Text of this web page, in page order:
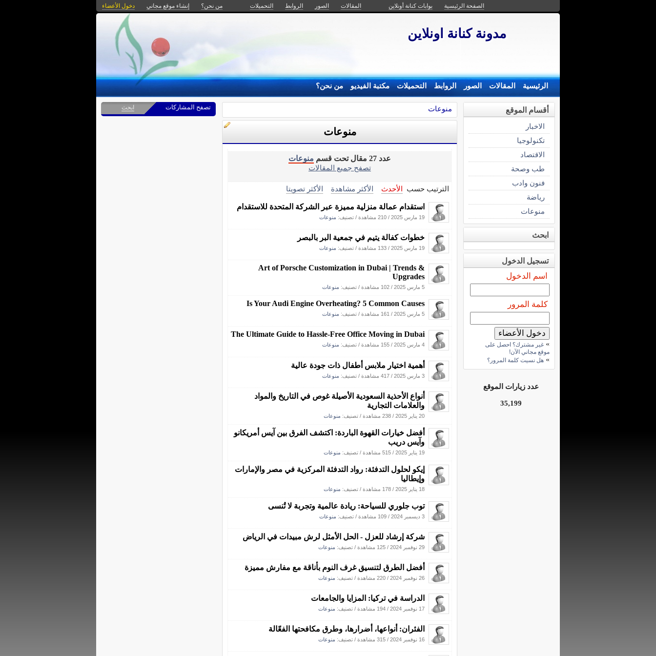
الصفحة الرئيسية بوابات كنانة أونلاين المقالات الصور الروابط التحميلات من نحن؟ إنشاء موقع مجاني دخول الأعضاء
مدونة كنانة اونلاين
الرئيسية المقالات الصور الروابط التحميلات مكتبة الفيديو من نحن؟
منوعات
منوعات
عدد 27 مقال تحت قسم
منوعات
تصفح جميع المقالات
الترتيب حسب الأحدث الأكثر مشاهدة الأكثر تصويتا
استقدام عمالة منزلية مميزة عبر الشركة المتحدة للاستقدام
19 مارس 2025 / 210 مشاهدة / تصنيف: منوعات
خطوات كفالة يتيم في جمعية البر بالبصر
19 مارس 2025 / 133 مشاهدة / تصنيف: منوعات
Art of Porsche Customization in Dubai | Trends &
Upgrades
5 مارس 2025 / 102 مشاهدة / تصنيف: منوعات
Is Your Audi Engine Overheating? 5 Common Causes
5 مارس 2025 / 161 مشاهدة / تصنيف: منوعات
The Ultimate Guide to Hassle-Free Office Moving in Dubai
4 مارس 2025 / 155 مشاهدة / تصنيف: منوعات
أهمية اختيار ملابس أطفال ذات جودة عالية
3 مارس 2025 / 417 مشاهدة / تصنيف: منوعات
أنواع الأحذية السعودية الأصيلة غوص في التاريخ والمواد
والعلامات التجارية
20 يناير 2025 / 238 مشاهدة / تصنيف: منوعات
أفضل خيارات القهوة الباردة: اكتشف الفرق بين آيس أمريكانو
وآيس دريب
19 يناير 2025 / 515 مشاهدة / تصنيف: منوعات
إيكو لحلول التدفئة: رواد التدفئة المركزية في مصر والإمارات
وإيطاليا
18 يناير 2025 / 178 مشاهدة / تصنيف: منوعات
توب جلوري للسياحة: ريادة عالمية وتجربة لا تُنسى
3 ديسمبر 2024 / 109 مشاهدة / تصنيف: منوعات
شركة إرشاد للعزل - الحل الأمثل لرش مبيدات في الرياض
29 نوفمبر 2024 / 125 مشاهدة / تصنيف: منوعات
أفضل الطرق لتنسيق غرف النوم بأناقة مع مفارش مميزة
26 نوفمبر 2024 / 220 مشاهدة / تصنيف: منوعات
الدراسة في تركيا: المزايا والجامعات
17 نوفمبر 2024 / 194 مشاهدة / تصنيف: منوعات
الفئران: أنواعها، أضرارها، وطرق مكافحتها الفعّالة
16 نوفمبر 2024 / 315 مشاهدة / تصنيف: منوعات
أقسام الموقع
الاخبار
تكنولوجيا
الاقتصاد
طب وصحة
فنون وادب
رياضة
منوعات
ابحث
تسجيل الدخول
اسم الدخول
كلمة المرور
» غير مشترك؟ احصل على
موقع مجاني الآن!
» هل نسيت كلمة المرور؟
عدد زيارات الموقع
35,199
تصفح المشاركات ابحث